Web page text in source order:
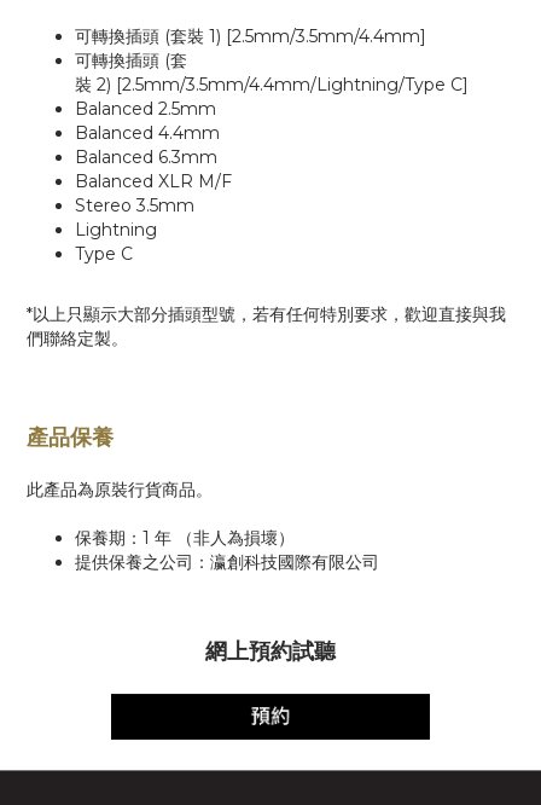
可轉換插頭 (套裝 1) [2.5mm/3.5mm/4.4mm]
可轉換插頭 (套
裝 2) [2.5mm/3.5mm/4.4mm/Lightning/Type C]
Balanced 2.5mm
Balanced 4.4mm
Balanced 6.3mm
Balanced XLR M/F
Stereo 3.5mm
Lightning
Type C
*以上只顯示大部分插頭型號， 若有任何特別要求，歡迎直接與我
們聯絡定製。
產品保養
此產品為原裝行貨商品。
保養期：1 年 （非人為損壞）
提供保養之公司：瀛創科技國際有限公司
網上預約試聽